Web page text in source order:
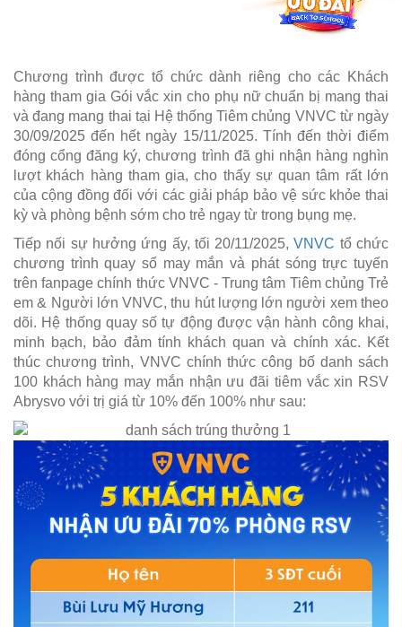
Chương trình được tổ chức dành riêng cho các Khách
hàng tham gia Gói vắc xin cho phụ nữ chuẩn bị mang thai
và đang mang thai tại Hệ thống Tiêm chủng VNVC từ ngày
30/09/2025 đến hết ngày 15/11/2025. Tính đến thời điểm
đóng cổng đăng ký, chương trình đã ghi nhận hàng nghìn
lượt khách hàng tham gia, cho thấy sự quan tâm rất lớn
của cộng đồng đối với các giải pháp bảo vệ sức khỏe thai
kỳ và phòng bệnh sớm cho trẻ ngay từ trong bụng mẹ.
Tiếp nối sự hưởng ứng ấy, tối 20/11/2025,VNVC tổ chức
chương trình quay số may mắn và phát sóng trực tuyến
trên fanpage chính thức VNVC - Trung tâm Tiêm chủng Trẻ
em & Người lớn VNVC, thu hút lượng lớn người xem theo
dõi. Hệ thống quay số tự động được vận hành công khai,
minh bạch, bảo đảm tính khách quan và chính xác. Kết
thúc chương trình, VNVC chính thức công bố danh sách
100 khách hàng may mắn nhận ưu đãi tiêm vắc xin RSV
Abrysvo với trị giá từ 10% đến 100% như sau: